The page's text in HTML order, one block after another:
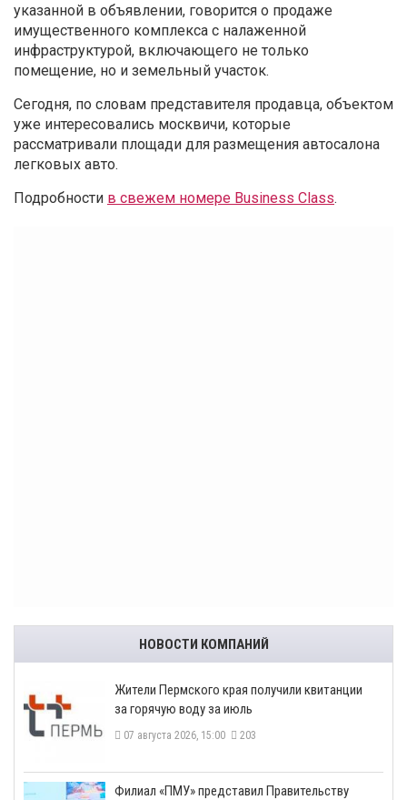
указанной в объявлении, говорится о продаже
имущественного комплекса с налаженной
инфраструктурой, включающего не только
помещение, но и земельный участок.
Сегодня, по словам представителя продавца, объектом
уже интересовались москвичи, которые
рассматривали площади для размещения автосалона
легковых авто.
Подробности в свежем номере Business Class.
НОВОСТИ КОМПАНИЙ
​Жители Пермского края получили квитанции
за горячую воду за июль
07 августа 2026, 15:00 203
​Филиал «ПМУ» представил Правительству